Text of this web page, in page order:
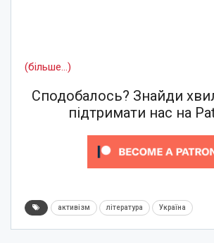
(більше…)
Сподобалось? Знайди
підтримати нас на
активізм література Україна